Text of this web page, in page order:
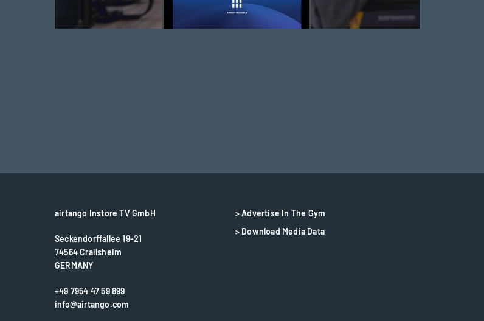
airtango Instore TV GmbH
Seckendorffallee 19-21
74564 Crailsheim
GERMANY
+49 7954 47 59 899
info@airtango.com
> Advertise In The Gym
> Download Media Data